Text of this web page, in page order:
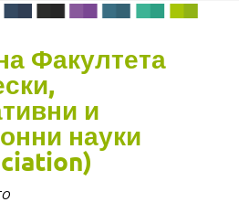
Факултета
и
науки